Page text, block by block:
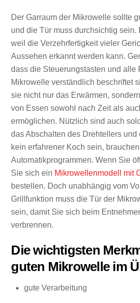
Der Garraum der Mikrowelle sollte
und die Tür muss durchsichtig sein.
weil die Verzehrfertigkeit vieler
Aussehen erkannt werden kann.
dass die Steuerungstasten und alle
Mikrowelle verständlich beschriftet
sie nicht nur das Erwärmen,
von Essen sowohl nach Zeit als
ermöglichen. Nützlich sind auch
das Abschalten des Drehtellers und
kein erfahrener Koch sein,
Automatikprogrammen. Wenn Sie
Sie sich ein Mikrowellenmodell mit
bestellen. Doch unabhängig vom
Grillfunktion muss die Tür der
sein, damit Sie sich beim
verbrennen.
Die wichtigsten
guten Mikrowelle im
gute Verarbeitung